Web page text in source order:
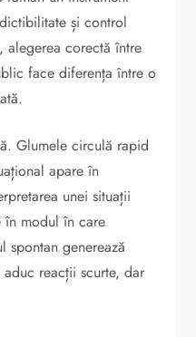
și control
alegerea corectă între
face diferența între o
Glumele circulă rapid
apare în
unei situații
în modul în care
spontan generează
reacții scurte, dar